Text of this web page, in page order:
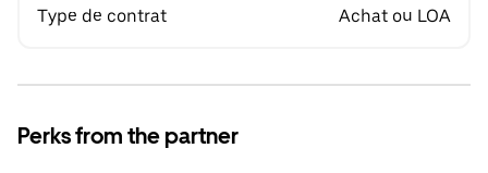
Type de contrat Achat ou LOA
Perks from the partner